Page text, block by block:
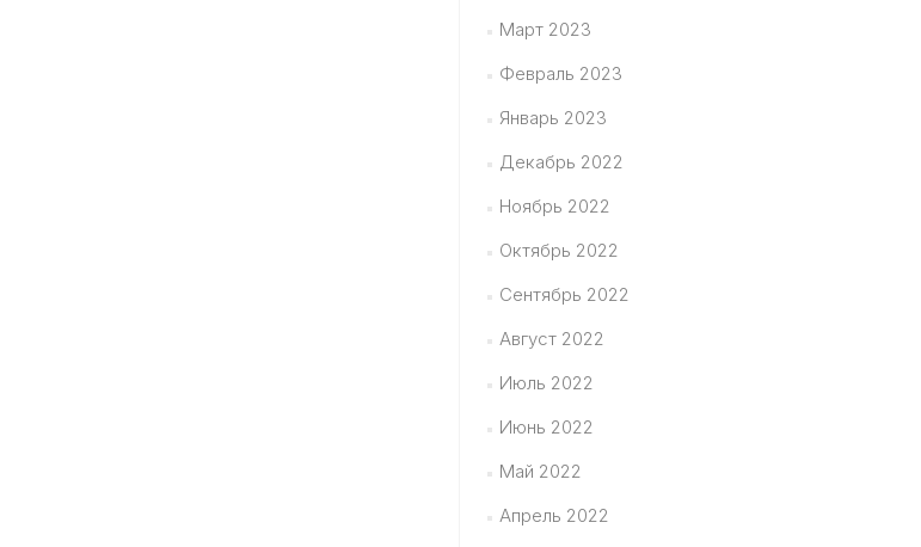
Март 2023
Февраль 2023
Январь 2023
Декабрь 2022
Ноябрь 2022
Октябрь 2022
Сентябрь 2022
Август 2022
Июль 2022
Июнь 2022
Май 2022
Апрель 2022